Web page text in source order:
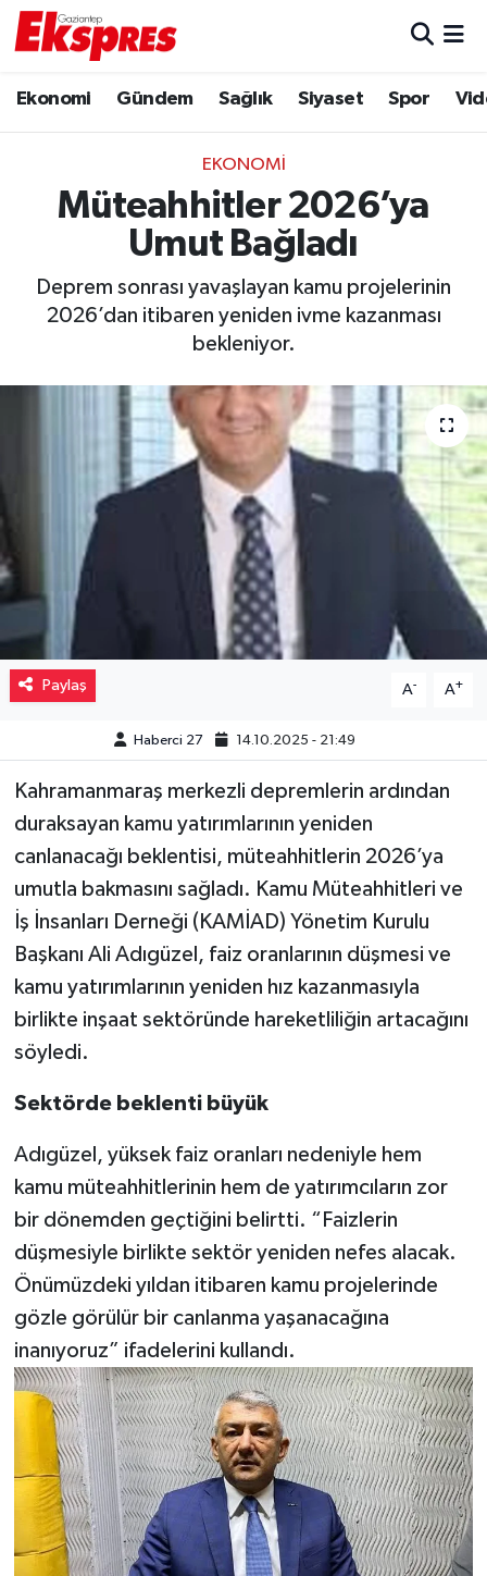
Ekonomi Gündem Sağlık Siyaset Spor
EKONOMI
Müteahhitler 2026’ya
Umut Bağladı
Deprem sonrası yavaşlayan kamu projelerinin
2026’dan itibaren yeniden ivme kazanması
bekleniyor.
Paylaş A- A+
Haberci 27 14.10.2025 - 21:49
Kahramanmaraş merkezli depremlerin ardından
duraksayan kamu yatırımlarının yeniden
canlanacağı beklentisi, müteahhitlerin 2026’ya
umutla bakmasını sağladı. Kamu Müteahhitleri ve
İş İnsanları Derneği (KAMİAD) Yönetim Kurulu
Başkanı Ali Adıgüzel, faiz oranlarının düşmesi ve
kamu yatırımlarının yeniden hız kazanmasıyla
birlikte inşaat sektöründe hareketliliğin artacağını
söyledi.
Sektörde beklenti büyük
Adıgüzel, yüksek faiz oranları nedeniyle hem
kamu müteahhitlerinin hem de yatırımcıların zor
bir dönemden geçtiğini belirtti. “Faizlerin
düşmesiyle birlikte sektör yeniden nefes alacak.
Önümüzdeki yıldan itibaren kamu projelerinde
gözle görülür bir canlanma yaşanacağına
inanıyoruz” ifadelerini kullandı.
Ekonomi
Gaziantep son dakika
Gündem
Kültür Sanat
Müzik
Piyasa
Resmi İlanlar
Sağlık
Sinemalar
Siyaset
Spor
Teknoloji
Video Haber
Yemek
Trafik Durumu
Puan Durumu ve Fikstür
Tüm Manşetler
Son Dakika Haberleri